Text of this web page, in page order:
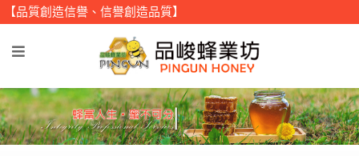
質創造信譽、信譽創造品質】